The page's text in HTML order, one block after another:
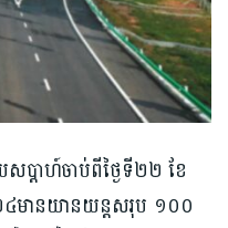
ប្តាហ៍ចាប់ពីថ្ងៃទី២២ ខែ
៤មានយានយន្តសរុប ១០០